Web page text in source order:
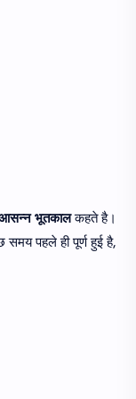
भूतकालकहते है।
पहले ही पूर्ण हुई है,